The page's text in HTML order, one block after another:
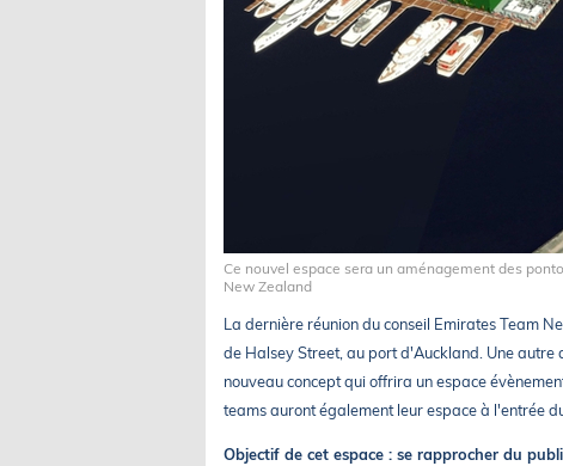
Ce nouvel espace sera un aménagement des
New Zealand
La dernière réunion du conseil Emirates Team
de Halsey Street, au port d'Auckland. Une
nouveau concept qui offrira un espace
teams auront également leur espace à l'entrée
Objectif de cet espace : se rapprocher du